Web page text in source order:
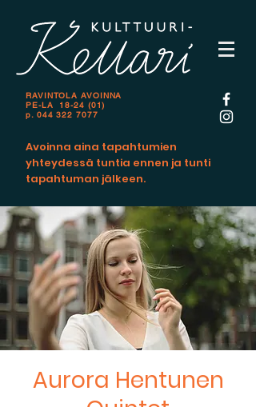
RAVINTOLA AVOINNA
PE-LA 18-24 (01)
p. 044 322 7077
Avoinna aina tapahtumien
yhteydessä tuntia ennen ja tunti
tapahtuman jälkeen.
Aurora Hentunen